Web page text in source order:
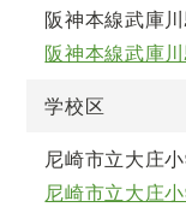
阪神本線武庫
阪神本線武庫
学校区
尼崎市立大庄
尼崎市立大庄